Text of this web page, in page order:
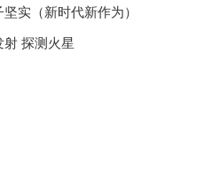
实（新时代新作为）
探测火星